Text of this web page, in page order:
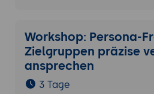
Workshop: Persona-
Zielgruppen präzise
ansprechen
3 Tage